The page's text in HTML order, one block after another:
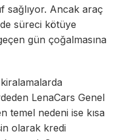
sağlıyor. Ancak araç
süreci kötüye
gün çoğalmasına
LenaCars Genel
temel nedeni ise kısa
olarak kredi